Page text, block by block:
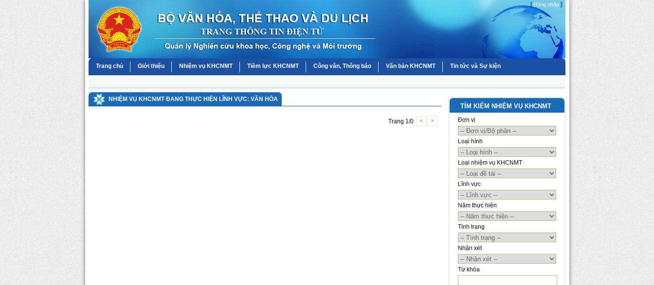
[Đăng nhập ]
Trang chủ Giới thiệu Nhiệm vụ KHCNMT Tiềm lực KHCNMT Công văn, Thông báo Văn bản KHCNMT Tin tức và Sự kiện
NHIỆM VỤ KHCNMT ĐANG THỰC HIỆN LĨNH VỰC: VĂN HÓA
Trang 1/0 < >
TÌM KIẾM NHIỆM VỤ KHCNMT
Đơn vị
Loại hình
Loại nhiệm vụ KHCNMT
Lĩnh vực
Năm thực hiện
Tình trạng
Nhận xét
Từ khóa